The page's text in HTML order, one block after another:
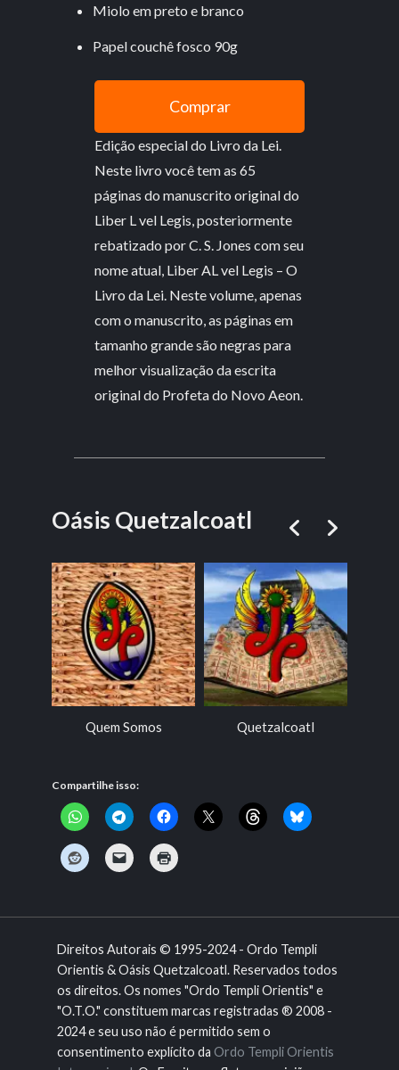
Miolo em preto e branco
Papel couchê fosco 90g
Comprar
Edição especial do Livro da Lei.
Neste livro você tem as 65
páginas do manuscrito original do
Liber L vel Legis, posteriormente
rebatizado por C. S. Jones com seu
nome atual, Liber AL vel Legis – O
Livro da Lei. Neste volume, apenas
com o manuscrito, as páginas em
tamanho grande são negras para
melhor visualização da escrita
original do Profeta do Novo Aeon.
Oásis Quetzalcoatl
Quem Somos Quetzalcoatl
Compartilhe isso:
Direitos Autorais © 1995-2024 - Ordo Templi
Orientis & Oásis Quetzalcoatl. Reservados todos
os direitos. Os nomes "Ordo Templi Orientis" e
"O.T.O." constituem marcas registradas ® 2008 -
2024 e seu uso não é permitido sem o
consentimento explícito da Ordo Templi Orientis